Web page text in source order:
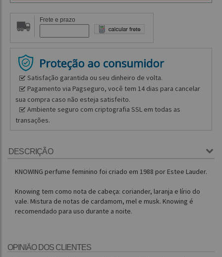
Frete e prazo
Satisfação garantida ou seu dinheiro de volta.
Pagamento via Pagseguro, você tem 14 dias para cancelar
sua compra caso não esteja satisfeito.
Ambiente seguro com criptografia SSL em todas as
transações.
DESCRIÇÃO
KNOWING perfume feminino foi criado em 1988 por Estee Lauder.
Knowing tem como nota de cabeça: coriander, laranja e lírio do
vale. Mistura de notas de cardamom, mel e musk. Knowing é
recomendado para uso durante a noite.
OPINIÃO DOS CLIENTES